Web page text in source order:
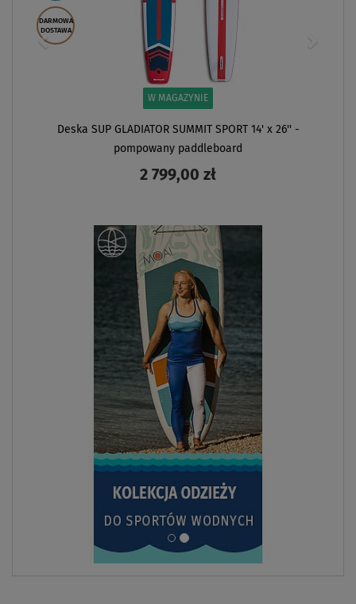
DARMOWA
DOSTAWA
W MAGAZYNIE
Deska SUP GLADIATOR SUMMIT SPORT 14' x 26'' -
pompowany paddleboard
2 799,00 zł
ZOBACZ